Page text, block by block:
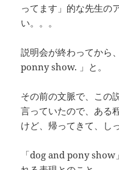
ってます」的な先生の
い。。。
説明会が終わってから
ponny show. 」と。
その前の文脈で、この
言っていたので、ある
けど、帰ってきて、し
「dog and pony show